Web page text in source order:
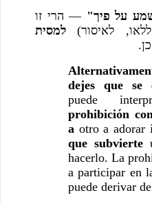
על פיך" — הרי זו
לאיסור)
dejes que se
puede
prohibición
a otro a adorar
que subvierte
hacerlo. La
a participar en
puede derivar